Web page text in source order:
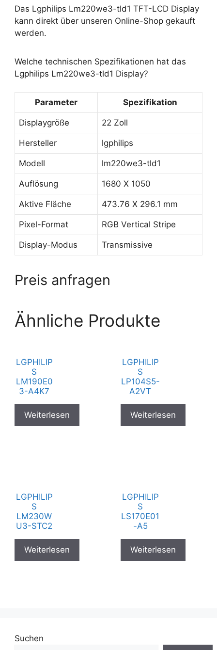
Das Lgphilips Lm220we3-tld1 TFT-LCD Display
kann direkt über unseren Online-Shop gekauft
werden.
Welche technischen Spezifikationen hat das
Lgphilips Lm220we3-tld1 Display?
Parameter Spezifikation
Displaygröße 22 Zoll
Hersteller lgphilips
Modell lm220we3-tld1
Auflösung 1680 X 1050
Aktive Fläche 473.76 X 296.1 mm
Pixel-Format RGB Vertical Stripe
Display-Modus Transmissive
Preis anfragen
Ähnliche Produkte
LGPHILIP
S
LM190E0
3-A4K7
Weiterlesen
LGPHILIP
S
LP104S5-
A2VT
Weiterlesen
LGPHILIP
S
LM230W
U3-STC2
Weiterlesen
LGPHILIP
S
LS170E01
-A5
Weiterlesen
Suchen